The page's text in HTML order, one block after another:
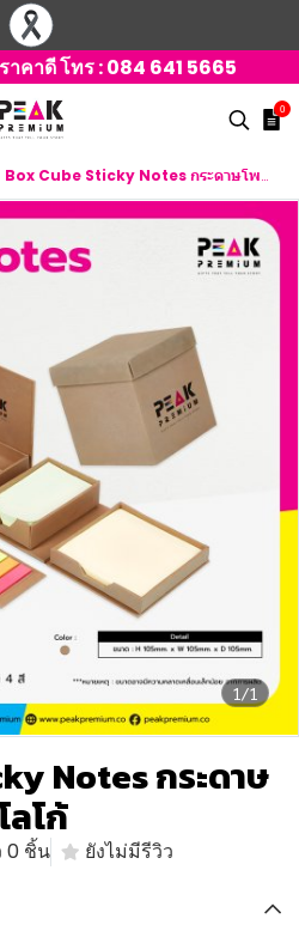
าคาดี โทร :084 641 5665
0
Box Cube Sticky Notes กระดาษโพสท์อิท พร้อมโลโก้
1/1
Notes กระดาษ
โก้
0 ชิ้น
ยังไม่มีรีวิว